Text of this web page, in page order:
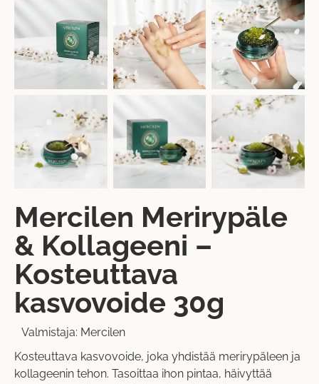
Mercilen Merirypäle
& Kollageeni –
Kosteuttava
kasvovoide 30g
Valmistaja: Mercilen
Kosteuttava kasvovoide, joka yhdistää merirypäleen ja
kollageenin tehon. Tasoittaa ihon pintaa, häivyttää